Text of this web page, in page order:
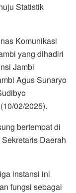
Statistik
Komunikasi
yang dihadiri
Jambi
Agus Sunaryo
02/2025).
bertempat di
Daerah
instansi ini
fungsi sebagai